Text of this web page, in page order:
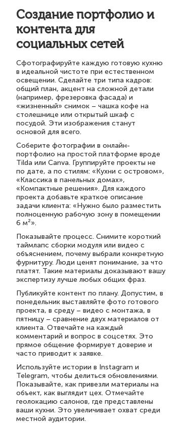
Создание портфолио и
контента для
социальных сетей
Сфотографируйте каждую готовую кухню
в идеальной чистоте при естественном
освещении. Сделайте три типа кадров:
общий план, акцент на сложной детали
(например, фрезеровка фасада) и
«жизненный» снимок – чашка кофе на
столешнице или открытый шкаф с
посудой. Эти изображения станут
основой для всего.
Соберите фотографии в онлайн-
портфолио на простой платформе вроде
Tilda или Canva. Группируйте проекты не
по дате, а по стилям: «Кухни с островом»,
«Классика в панельных домах»,
«Компактные решения». Для каждого
проекта добавьте краткое описание
задачи клиента: «Нужно было разместить
полноценную рабочую зону в помещении
6 м²».
Показывайте процесс. Снимите короткий
таймлапс сборки модуля или видео с
объяснением, почему выбрали конкретную
фурнитуру. Люди ценят понимание, за что
платят. Такие материалы доказывают вашу
экспертизу лучше любых общих фраз.
Публикуйте контент по плану. Допустим, в
понедельник выставляйте фото готового
проекта, в среду – видео с монтажа, в
пятницу – сравнение двух материалов от
клиента. Отвечайте на каждый
комментарий и вопрос в соцсетях. Это
прямое общение формирует доверие и
часто приводит к заявке.
Используйте истории в Instagram и
Telegram, чтобы делиться обновлениями.
Показывайте, как привезли материалы на
объект, как выглядит цех. Отмечайте
геолокацию салонов, где представлены
ваши кухни. Это увеличивает охват среди
местной аудитории.